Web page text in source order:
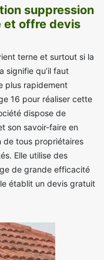
suppression
et offre devis
terne et surtout si la
signifie qu’il faut
plus rapidement
16 pour réaliser cette
dispose de
son savoir-faire en
de tous propriétaires
Elle utilise des
de grande efficacité
établit un devis gratuit